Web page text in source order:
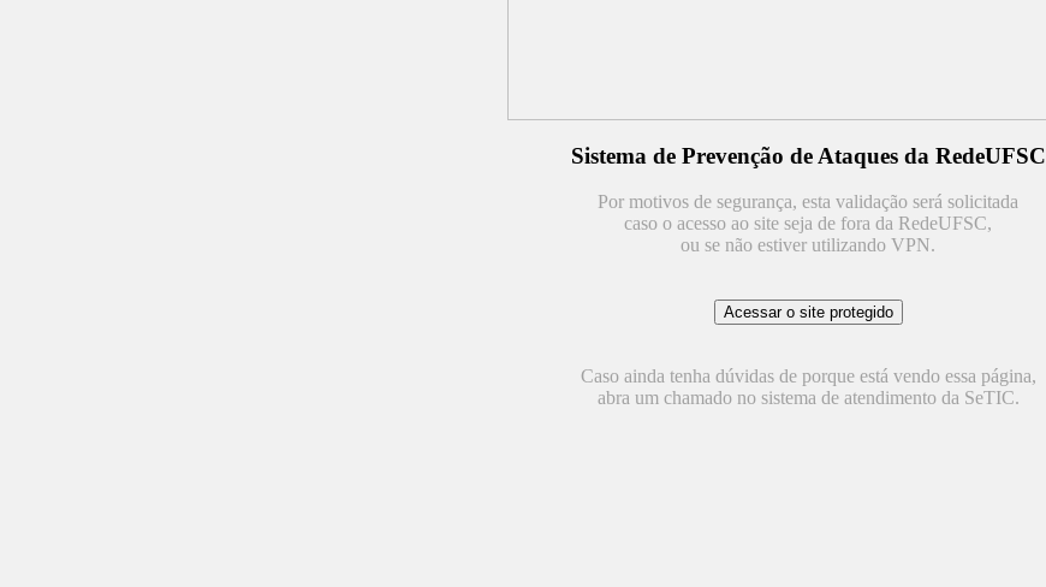
Sistema de Prevenção de Ataques da RedeUFSC
Por motivos de segurança, esta validação será solicitada
caso o acesso ao site seja de fora da RedeUFSC,
ou se não estiver utilizando VPN.
Caso ainda tenha dúvidas de porque está vendo essa página,
abra um chamado no sistema de atendimento da SeTIC.